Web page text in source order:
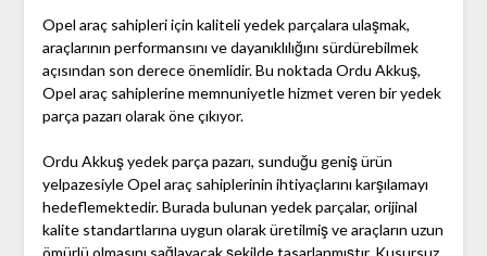
Opel araç sahipleri için kaliteli yedek parçalara ulaşmak,
araçlarının performansını ve dayanıklılığını sürdürebilmek
açısından son derece önemlidir. Bu noktada Ordu Akkuş,
Opel araç sahiplerine memnuniyetle hizmet veren bir yedek
parça pazarı olarak öne çıkıyor.
Ordu Akkuş yedek parça pazarı, sunduğu geniş ürün
yelpazesiyle Opel araç sahiplerinin ihtiyaçlarını karşılamayı
hedeflemektedir. Burada bulunan yedek parçalar, orijinal
kalite standartlarına uygun olarak üretilmiş ve araçların uzun